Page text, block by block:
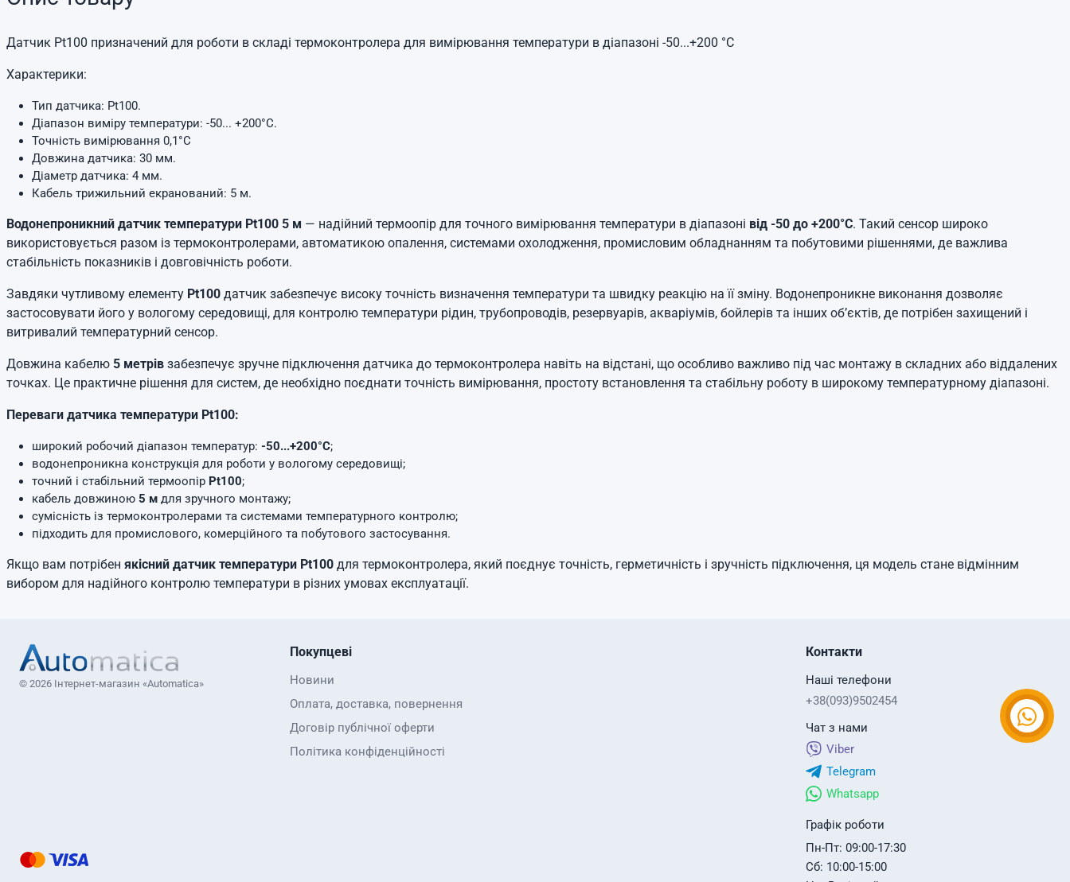
Датчик Pt100 призначений для роботи в складі термоконтролера для вимірювання температури в діапазоні -50...+200 °C
Характерики:
Тип датчика: Pt100.
Діапазон виміру температури: -50... +200°C.
Точність вимірювання 0,1°C
Довжина датчика: 30 мм.
Діаметр датчика: 4 мм.
Кабель трижильний екранований: 5 м.
Водонепроникний датчик температури Pt100 5 м — надійний термоопір для точного вимірювання температури в діапазоні від -50 до +200°C. Такий сенсор широко
використовується разом із термоконтролерами, автоматикою опалення, системами охолодження, промисловим обладнанням та побутовими рішеннями, де важлива
стабільність показників і довговічність роботи.
Завдяки чутливому елементу Pt100 датчик забезпечує високу точність визначення температури та швидку реакцію на її зміну. Водонепроникне виконання дозволяє
застосовувати його у вологому середовищі, для контролю температури рідин, трубопроводів, резервуарів, акваріумів, бойлерів та інших об’єктів, де потрібен захищений і
витривалий температурний сенсор.
Довжина кабелю 5 метрів забезпечує зручне підключення датчика до термоконтролера навіть на відстані, що особливо важливо під час монтажу в складних або віддалених
точках. Це практичне рішення для систем, де необхідно поєднати точність вимірювання, простоту встановлення та стабільну роботу в широкому температурному діапазоні.
Переваги датчика температури Pt100:
широкий робочий діапазон температур: -50...+200°C;
водонепроникна конструкція для роботи у вологому середовищі;
точний і стабільний термоопір Pt100;
кабель довжиною 5 м для зручного монтажу;
сумісність із термоконтролерами та системами температурного контролю;
підходить для промислового, комерційного та побутового застосування.
Якщо вам потрібен якісний датчик температури Pt100 для термоконтролера, який поєднує точність, герметичність і зручність підключення, ця модель стане відмінним
вибором для надійного контролю температури в різних умовах експлуатації.
Покупцеві
Новини
Оплата, доставка, повернення
Договір публічної оферти
Політика конфіденційності
Контакти
Наші телефони
+38(093)9502454
Чат з нами
Viber
Telegram
Whatsapp
Графік роботи
Пн-Пт: 09:00-17:30
Сб: 10:00-15:00
© 2026 Інтернет-магазин «Automatica»